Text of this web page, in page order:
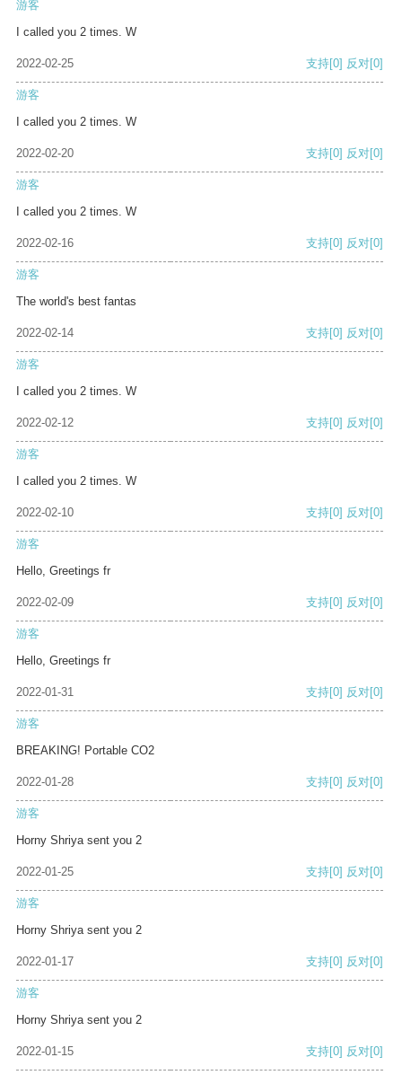
游客
I called you 2 times. W
2022-02-25 支持[0] 反对[0]
游客
I called you 2 times. W
2022-02-20 支持[0] 反对[0]
游客
I called you 2 times. W
2022-02-16 支持[0] 反对[0]
游客
The world's best fantas
2022-02-14 支持[0] 反对[0]
游客
I called you 2 times. W
2022-02-12 支持[0] 反对[0]
游客
I called you 2 times. W
2022-02-10 支持[0] 反对[0]
游客
Hello, Greetings fr
2022-02-09 支持[0] 反对[0]
游客
Hello, Greetings fr
2022-01-31 支持[0] 反对[0]
游客
BREAKING! Portable CO2
2022-01-28 支持[0] 反对[0]
游客
Horny Shriya sent you 2
2022-01-25 支持[0] 反对[0]
游客
Horny Shriya sent you 2
2022-01-17 支持[0] 反对[0]
游客
Horny Shriya sent you 2
2022-01-15 支持[0] 反对[0]